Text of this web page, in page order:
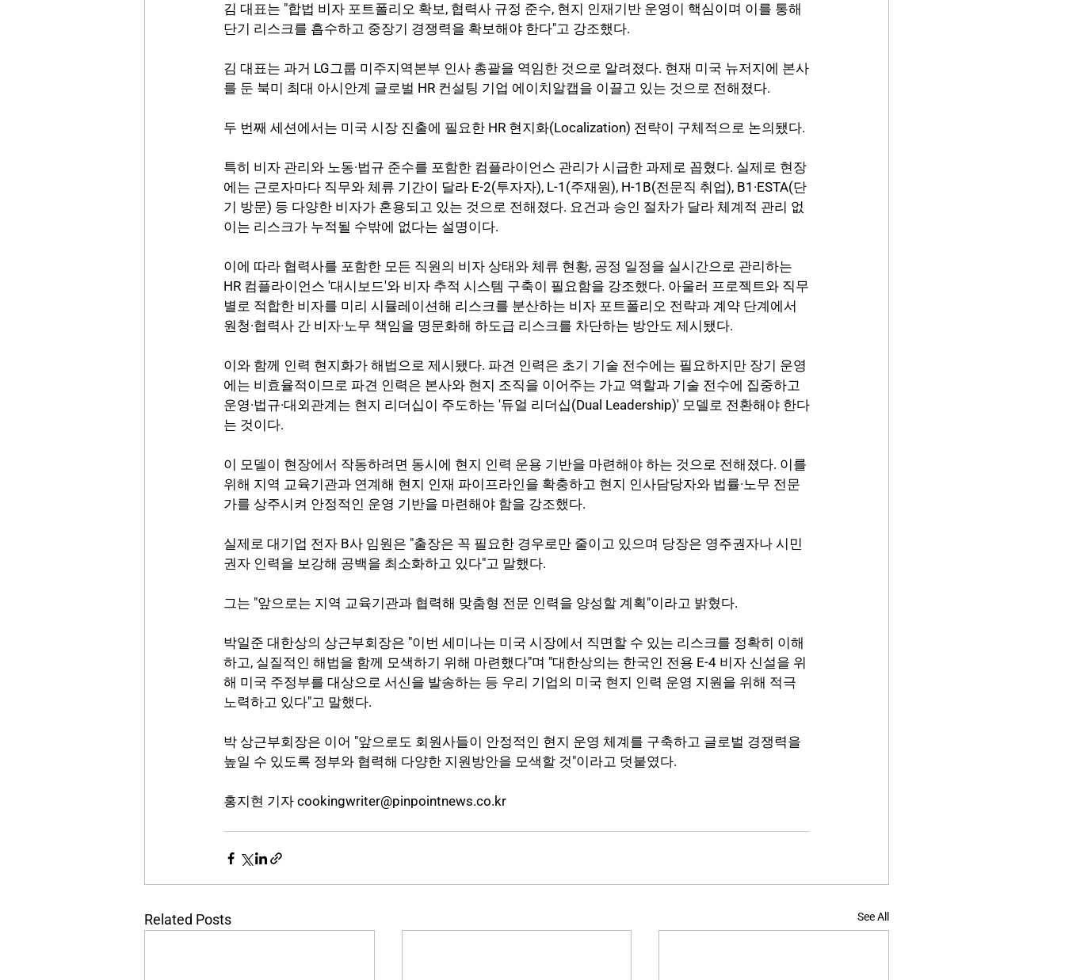
김 대표는 "합법 비자 포트폴리오 확보, 협력사 규정 준수, 현지 인재기반 운영이 핵심이며 이를 통해
단기 리스크를 흡수하고 중장기 경쟁력을 확보해야 한다"고 강조했다.
김 대표는 과거 LG그룹 미주지역본부 인사 총괄을 역임한 것으로 알려졌다. 현재 미국 뉴저지에 본사
를 둔 북미 최대 아시안계 글로벌 HR 컨설팅 기업 에이치알캡을 이끌고 있는 것으로 전해졌다.
두 번째 세션에서는 미국 시장 진출에 필요한 HR 현지화(Localization) 전략이 구체적으로 논의됐다.
특히 비자 관리와 노동·법규 준수를 포함한 컴플라이언스 관리가 시급한 과제로 꼽혔다. 실제로 현장
에는 근로자마다 직무와 체류 기간이 달라 E-2(투자자), L-1(주재원), H-1B(전문직 취업), B1·ESTA(단
기 방문) 등 다양한 비자가 혼용되고 있는 것으로 전해졌다. 요건과 승인 절차가 달라 체계적 관리 없
이는 리스크가 누적될 수밖에 없다는 설명이다.
이에 따라 협력사를 포함한 모든 직원의 비자 상태와 체류 현황, 공정 일정을 실시간으로 관리하는
HR 컴플라이언스 '대시보드'와 비자 추적 시스템 구축이 필요함을 강조했다. 아울러 프로젝트와 직무
별로 적합한 비자를 미리 시뮬레이션해 리스크를 분산하는 비자 포트폴리오 전략과 계약 단계에서
원청·협력사 간 비자·노무 책임을 명문화해 하도급 리스크를 차단하는 방안도 제시됐다.
이와 함께 인력 현지화가 해법으로 제시됐다. 파견 인력은 초기 기술 전수에는 필요하지만 장기 운영
에는 비효율적이므로 파견 인력은 본사와 현지 조직을 이어주는 가교 역할과 기술 전수에 집중하고
운영·법규·대외관계는 현지 리더십이 주도하는 '듀얼 리더십(Dual Leadership)' 모델로 전환해야 한다
는 것이다.
이 모델이 현장에서 작동하려면 동시에 현지 인력 운용 기반을 마련해야 하는 것으로 전해졌다. 이를
위해 지역 교육기관과 연계해 현지 인재 파이프라인을 확충하고 현지 인사담당자와 법률·노무 전문
가를 상주시켜 안정적인 운영 기반을 마련해야 함을 강조했다.
실제로 대기업 전자 B사 임원은 "출장은 꼭 필요한 경우로만 줄이고 있으며 당장은 영주권자나 시민
권자 인력을 보강해 공백을 최소화하고 있다"고 말했다.
그는 "앞으로는 지역 교육기관과 협력해 맞춤형 전문 인력을 양성할 계획"이라고 밝혔다.
박일준 대한상의 상근부회장은 "이번 세미나는 미국 시장에서 직면할 수 있는 리스크를 정확히 이해
하고, 실질적인 해법을 함께 모색하기 위해 마련했다"며 "대한상의는 한국인 전용 E-4 비자 신설을 위
해 미국 주정부를 대상으로 서신을 발송하는 등 우리 기업의 미국 현지 인력 운영 지원을 위해 적극
노력하고 있다"고 말했다.
박 상근부회장은 이어 "앞으로도 회원사들이 안정적인 현지 운영 체계를 구축하고 글로벌 경쟁력을
높일 수 있도록 정부와 협력해 다양한 지원방안을 모색할 것"이라고 덧붙였다.
홍지현 기자 cookingwriter@pinpointnews.co.kr
Related Posts See All